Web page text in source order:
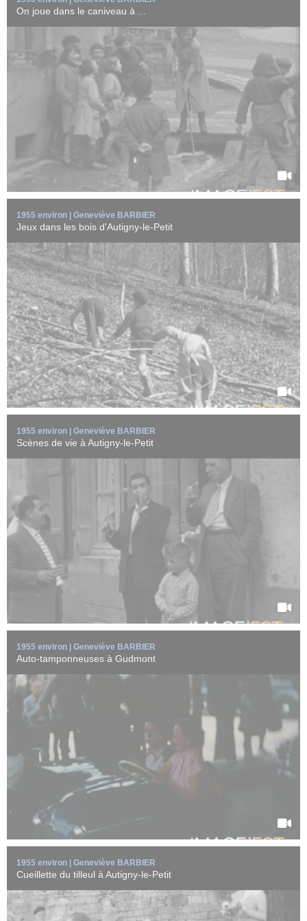
On joue dans le caniveau à ...
1955 environ | Geneviève BARBIER
Jeux dans les bois d'Autigny-le-Petit
Jeux d'enfants dans le ruisseau de la vallée et dans les bois
d'Autigny-le-Petit ...
EN SAVOIR +
1955 environ | Geneviève BARBIER
Scènes de vie à Autigny-le-Petit
Scènes de vie dans les rues du village d'Autigny-le-Petit (Haute-
Marne) vers ...
EN SAVOIR +
1955 environ | Geneviève BARBIER
Auto-tamponneuses à Gudmont
Fête foraine à Gudmont (Haute-Marne) vers 1955.
Un groupe d'adultes s'apprête à ...
EN SAVOIR +
1955 environ | Geneviève BARBIER
Cueillette du tilleul à Autigny-le-Petit
Cueillette du tilleul par les enfants de la commune d'Autigny-le-
Petit (Haute-Marne) ...
EN SAVOIR +